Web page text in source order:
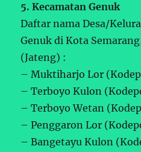
5. Kecamatan Genuk
Daftar nama Desa/
Genuk di Kota
(Jateng) :
– Muktiharjo Lor
– Terboyo Kulon
– Terboyo Wetan
– Penggaron Lor
– Bangetayu Kulon